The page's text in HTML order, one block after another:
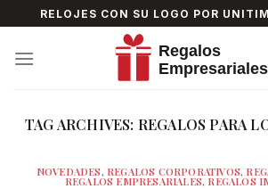
to
content
RELOJES CON SU LOGO POR
TAG ARCHIVES: REGALOS PARA
NOVEDADES, REGALOS CORPORATIVOS,
REGALOS EMPRESARIALES, REGALOS